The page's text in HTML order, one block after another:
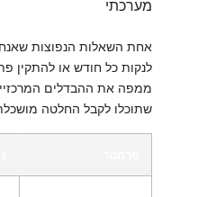
אחת השאלות הנפוצות
לנקות כל חודש או להתקין
ממפה את ההבדלים
שתוכלו לקבל החלטה